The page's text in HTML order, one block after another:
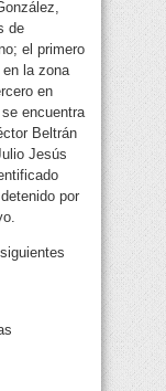
de
el primero
la zona
en
encuentra
Beltrán
Jesús
por